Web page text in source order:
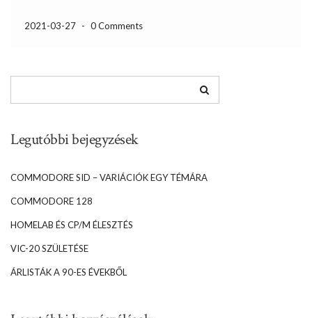
milyen különböző módon oldották meg a tervezők ugyanazokat
2021-03-27 - 0 Comments
Legutóbbi bejegyzések
COMMODORE SID – VARIÁCIÓK EGY TÉMÁRA
COMMODORE 128
HOMELAB ÉS CP/M ÉLESZTÉS
VIC-20 SZÜLETÉSE
ÁRLISTÁK A 90-ES ÉVEKBŐL